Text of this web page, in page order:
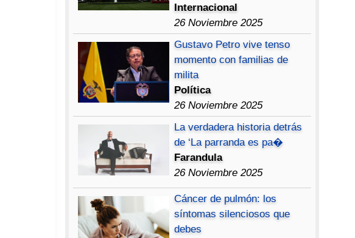
Internacional
26 Noviembre 2025
Gustavo Petro vive tenso
momento con familias de
milita
Política
26 Noviembre 2025
La verdadera historia detrás
de ‘La parranda es pa�
Farandula
26 Noviembre 2025
Cáncer de pulmón: los
síntomas silenciosos que
debes